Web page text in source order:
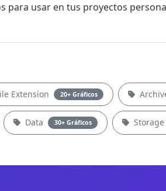
para usar en tus proyectos
Extension 20+ Gráficos
Data 30+ Gráficos Storage